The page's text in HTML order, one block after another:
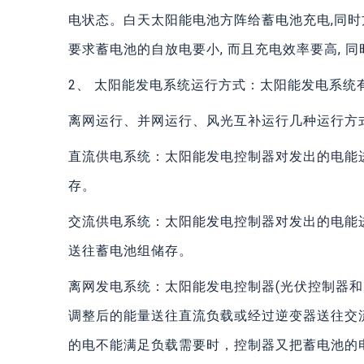
电状态。白天太阳能电池方阵给蓄电池充电,同
要求蓄电池的自放电要小, 而且充电效率要高,
2、 太阳能发电系统运行方式：太阳能发电系
离网运行、并网运行、风光互补运行几种运行方
直流供电系统：太阳能发电控制器对发出的电
存。
交流供电系统：太阳能发电控制器对发出的电
送往蓄电池组储存。
离网发电系统：太阳能发电控制器(光伏控制器
调整后的能量送往直流负载或经过逆变器送往
的电不能满足负载需要时，控制器又把蓄电池